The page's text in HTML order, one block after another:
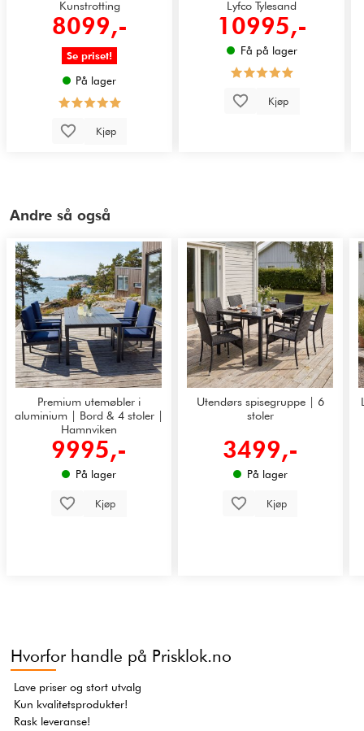
Kunstrotting
8099,-
Se priset!
På lager
Kjøp
Lyfco Tylesand
10995,-
Få på lager
Kjøp
Andre så også
Premium utemøbler i
aluminium | Bord & 4 stoler |
Hamnviken
9995,-
På lager
Kjøp
Utendørs spisegruppe | 6
stoler
3499,-
På lager
Kjøp
Hvorfor handle på Prisklok.no
Lave priser og stort utvalg
Kun kvalitetsprodukter!
Rask leveranse!